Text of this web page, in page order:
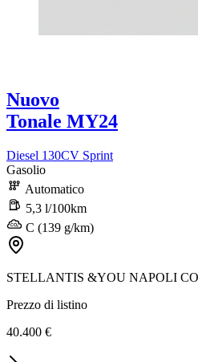
Nuovo
Tonale MY24
Diesel 130CV Sprint
Gasolio
Automatico
5,3 l/100km
C (139 g/km)
STELLANTIS &YOU NAPOLI
Prezzo di listino
40.400 €